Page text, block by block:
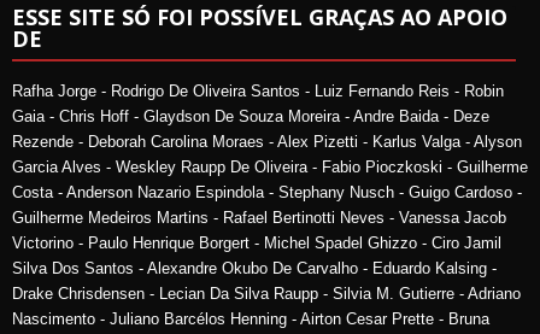
ESSE SITE SÓ FOI POSSÍVEL GRAÇAS AO APOIO
DE
Rafha Jorge - Rodrigo De Oliveira Santos - Luiz Fernando Reis - Robin
Gaia - Chris Hoff - Glaydson De Souza Moreira - Andre Baida - Deze
Rezende - Deborah Carolina Moraes - Alex Pizetti - Karlus Valga - Alyson
Garcia Alves - Weskley Raupp De Oliveira - Fabio Pioczkoski - Guilherme
Costa - Anderson Nazario Espindola - Stephany Nusch - Guigo Cardoso -
Guilherme Medeiros Martins - Rafael Bertinotti Neves - Vanessa Jacob
Victorino - Paulo Henrique Borgert - Michel Spadel Ghizzo - Ciro Jamil
Silva Dos Santos - Alexandre Okubo De Carvalho - Eduardo Kalsing -
Drake Chrisdensen - Lecian Da Silva Raupp - Silvia M. Gutierre - Adriano
Nascimento - Juliano Barcélos Henning - Airton Cesar Prette - Bruna